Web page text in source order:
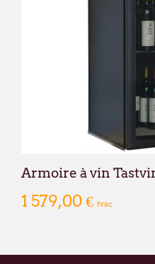
Armoire à vin
1 579,00 € tvac